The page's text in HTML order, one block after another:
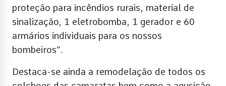
proteção para incêndios rurais, material de
sinalização, 1 eletrobomba, 1 gerador e 60
armários individuais para os nossos
bombeiros”.
Destaca-se ainda a remodelação de todos os